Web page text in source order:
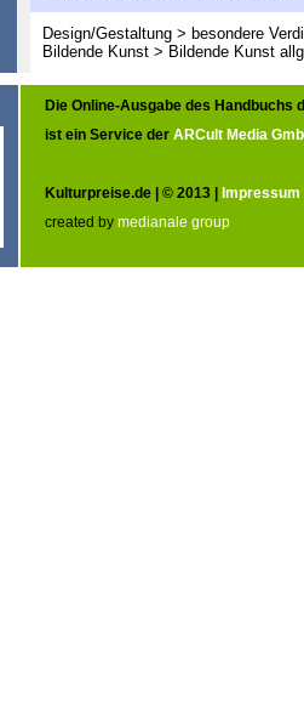
Design/Gestaltung > besondere
Bildende Kunst > Bildende Kunst
Die Online-Ausgabe des Handbuchs
ist ein Service der ARCult Media
Kulturpreise.de | © 2013 | Impressum
created by medianale group